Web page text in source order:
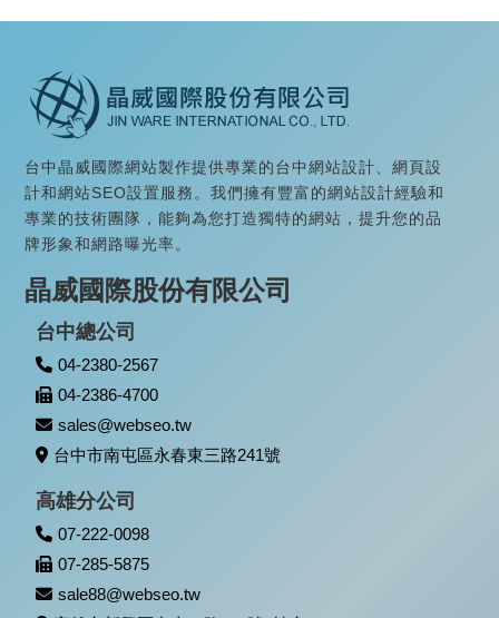
台中晶威國際網站製作提供專業的台中網站設計、網頁設
計和網站SEO設置服務。我們擁有豐富的網站設計經驗和
專業的技術團隊，能夠為您打造獨特的網站，提升您的品
牌形象和網路曝光率。
晶威國際股份有限公司
台中總公司
04-2380-2567
04-2386-4700
sales@webseo.tw
台中市南屯區永春東三路241號
高雄分公司
07-222-0098
07-285-5875
sale88@webseo.tw